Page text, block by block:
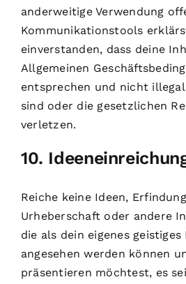
anderweitige Verwendung
Kommunikationstools
einverstanden, dass deine
Allgemeinen
entsprechen und nicht
sind oder die gesetzlichen
verletzen.
10.
Reiche keine Ideen,
Urheberschaft oder andere
die als dein eigenes geistiges
angesehen werden können
präsentieren möchtest, es